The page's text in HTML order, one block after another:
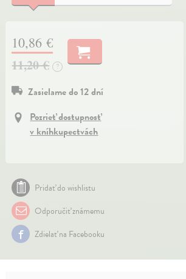
10,86 €
11,20 €
?
Zasielame do 12 dní
Pozrieť dostupnosť
v kníhkupectvách
Pridať do wishlistu
Odporučiť známemu
Zdielať na Facebooku